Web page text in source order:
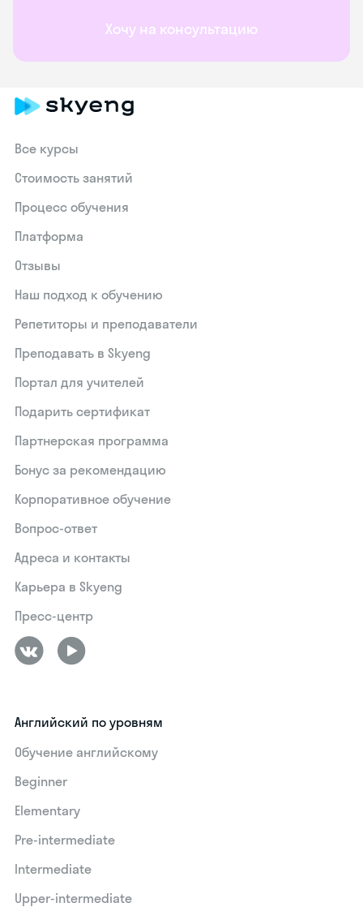
Хочу на консультацию
Все курсы
Стоимость занятий
Процесс обучения
Платформа
Отзывы
Наш подход к обучению
Репетиторы и преподаватели
Преподавать в Skyeng
Портал для учителей
Подарить сертификат
Партнерская программа
Бонус за рекомендацию
Корпоративное обучение
Вопрос-ответ
Адреса и контакты
Карьера в Skyeng
Пресс-центр
Английский по уровням
Обучение английскому
Beginner
Elementary
Pre-intermediate
Intermediate
Upper-intermediate